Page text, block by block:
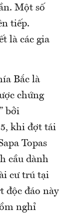
Một số
tiếp.
là các gia
Bắc là
chứng
bởi
khi đợt tái
Topas
cầu dành
cư trú tại
độc đáo này
nghỉ